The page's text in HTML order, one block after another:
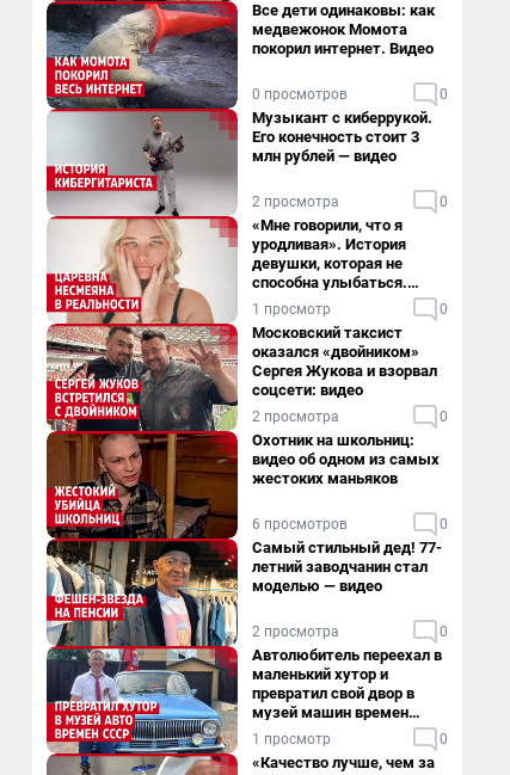
Все дети одинаковы: как
медвежонок Момота
покорил интернет. Видео
0 просмотров 0
Музыкант с киберрукой.
Его конечность стоит 3
млн рублей — видео
2 просмотра 0
«Мне говорили, что я
уродливая». История
девушки, которая не
способна улыбаться.
Видео
1 просмотр 0
Московский таксист
оказался «двойником»
Сергея Жукова и взорвал
соцсети: видео
2 просмотра 0
Охотник на школьниц:
видео об одном из самых
жестоких маньяков
6 просмотров 0
Самый стильный дед! 77-
летний заводчанин стал
моделью — видео
2 просмотра 0
Автолюбитель переехал в
маленький хутор и
превратил свой двор в
музей машин времен
СССР. Видео
1 просмотр 0
«Качество лучше, чем за